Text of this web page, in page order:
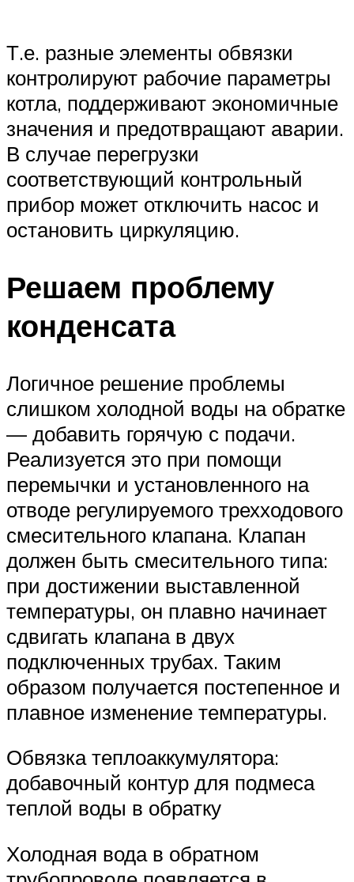
Т.е. разные элементы обвязки
контролируют рабочие параметры
котла, поддерживают экономичные
значения и предотвращают аварии.
В случае перегрузки
соответствующий контрольный
прибор может отключить насос и
остановить циркуляцию.
Решаем проблему
конденсата
Логичное решение проблемы
слишком холодной воды на обратке
— добавить горячую с подачи.
Реализуется это при помощи
перемычки и установленного на
отводе регулируемого трехходового
смесительного клапана. Клапан
должен быть смесительного типа:
при достижении выставленной
температуры, он плавно начинает
сдвигать клапана в двух
подключенных трубах. Таким
образом получается постепенное и
плавное изменение температуры.
Обвязка теплоаккумулятора:
добавочный контур для подмеса
теплой воды в обратку
Холодная вода в обратном